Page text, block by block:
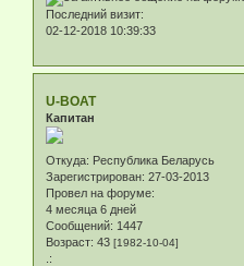
Последний визит:
02-12-2018 10:39:33
U-BOAT
Капитан
Откуда: Республика Беларусь
Зарегистрирован: 27-03-2013
Провел на форуме:
4 месяца 6 дней
Сообщений: 1447
Возраст: 43 [1982-10-04]
.: